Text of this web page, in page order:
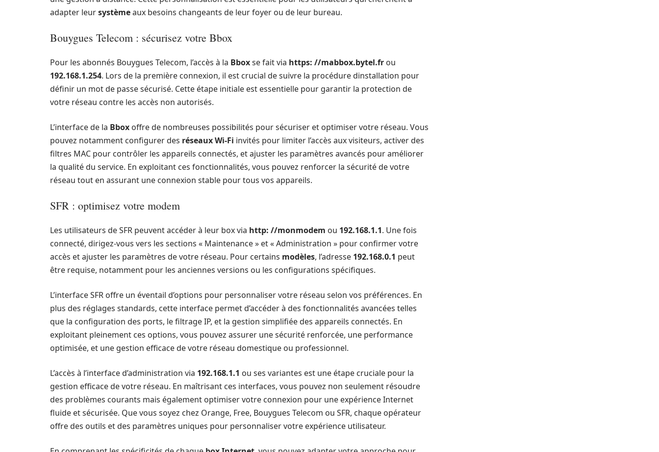
adapter leursystèmeaux besoins changeants de leur foyer ou de leur bureau.
Bouygues Telecom : sécurisez votre Bbox
Pour les abonnés Bouygues Telecom, l’accès à la Bboxse fait via https: //mabbox.bytel.fr ou
192.168.1.254. Lors de la première connexion, il est crucial de suivre la procédure dinstallation pour
définir un mot de passe sécurisé. Cette étape initiale est essentielle pour garantir la protection de
votre réseau contre les accès non autorisés.
L’interface de la Bbox offre de nombreuses possibilités pour sécuriser et optimiser votre réseau. Vous
pouvez notamment configurer des réseaux Wi-Fi invités pour limiter l’accès aux visiteurs, activer des
filtres MAC pour contrôler les appareils connectés, et ajuster les paramètres avancés pour améliorer
la qualité du service. En exploitant ces fonctionnalités, vous pouvez renforcer la sécurité de votre
réseau tout en assurant une connexion stable pour tous vos appareils.
SFR : optimisez votre modem
Les utilisateurs de SFR peuvent accéder à leur box via http: //monmodem ou 192.168.1.1. Une fois
connecté, dirigez-vous vers les sections « Maintenance » et « Administration » pour confirmer votre
accès et ajuster les paramètres de votre réseau. Pour certains modèles, l’adresse 192.168.0.1 peut
être requise, notamment pour les anciennes versions ou les configurations spécifiques.
L’interface SFR offre un éventail d’options pour personnaliser votre réseau selon vos préférences. En
plus des réglages standards, cette interface permet d’accéder à des fonctionnalités avancées telles
que la configuration des ports, le filtrage IP, et la gestion simplifiée des appareils connectés. En
exploitant pleinement ces options, vous pouvez assurer une sécurité renforcée, une performance
optimisée, et une gestion efficace de votre réseau domestique ou professionnel.
L’accès à l’interface d’administration via 192.168.1.1 ou ses variantes est une étape cruciale pour la
gestion efficace de votre réseau. En maîtrisant ces interfaces, vous pouvez non seulement résoudre
des problèmes courants mais également optimiser votre connexion pour une expérience Internet
fluide et sécurisée. Que vous soyez chez Orange, Free, Bouygues Telecom ou SFR, chaque opérateur
offre des outils et des paramètres uniques pour personnaliser votre expérience utilisateur.